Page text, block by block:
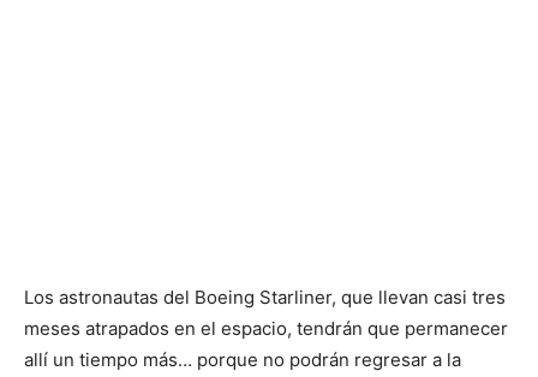
Los astronautas del Boeing Starliner, que llevan casi tres
meses atrapados en el espacio, tendrán que permanecer
allí un tiempo más… porque no podrán regresar a la